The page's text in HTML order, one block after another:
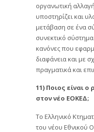
οργανωτική
υποστηρίζει και
μετάβαση σε ένα
συνεκτικό
κανόνες που
διαφάνεια και με
πραγματικά και
11) Ποιος είναι
στον νέο ΕΟΚΕΔ;
Το Ελληνικό
του νέου Εθνικού